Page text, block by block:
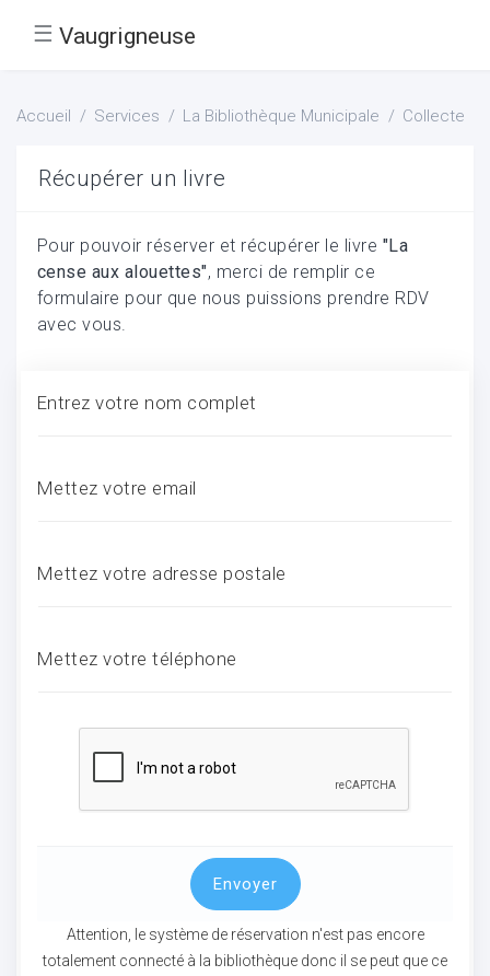
☰ Vaugrigneuse
Accueil Services La Bibliothèque Municipale Collecte
Récupérer un livre
Pour pouvoir réserver et récupérer le livre "La
cense aux alouettes", merci de remplir ce
formulaire pour que nous puissions prendre RDV
avec vous.
Entrez votre nom complet
Mettez votre email
Mettez votre adresse postale
Mettez votre téléphone
Envoyer
Attention, le système de réservation n'est pas encore
totalement connecté à la bibliothèque donc il se peut que ce